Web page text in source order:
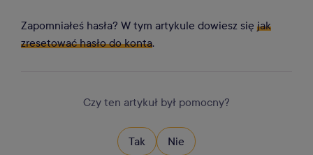
Zapomniałeś hasła? W tym artykule dowiesz się jak
zresetować hasło do konta.
Czy ten artykuł był pomocny?
Tak Nie